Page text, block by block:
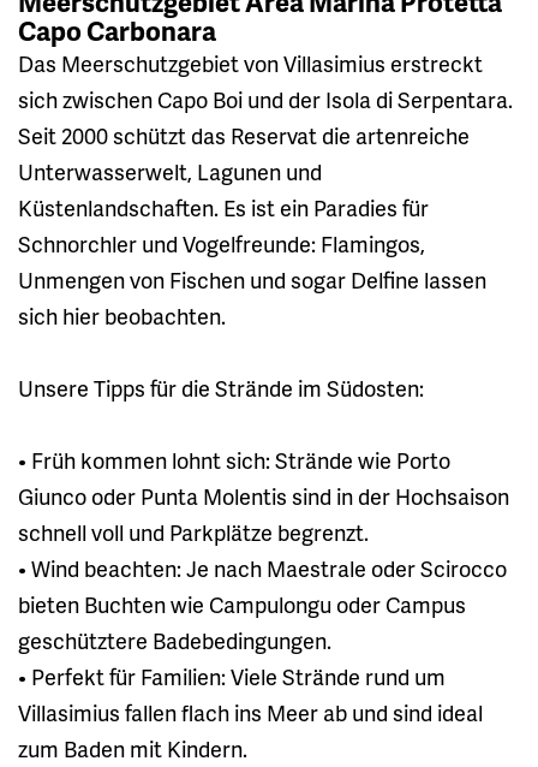
Capo Carbonara
Das Meerschutzgebiet von Villasimius erstreckt
sich zwischen Capo Boi und der Isola di Serpentara.
Seit 2000 schützt das Reservat die artenreiche
Unterwasserwelt, Lagunen und
Küstenlandschaften. Es ist ein Paradies für
Schnorchler und Vogelfreunde: Flamingos,
Unmengen von Fischen und sogar Delfine lassen
sich hier beobachten.
Unsere Tipps für die Strände im Südosten:
• Früh kommen lohnt sich: Strände wie Porto
Giunco oder Punta Molentis sind in der Hochsaison
schnell voll und Parkplätze begrenzt.
• Wind beachten: Je nach Maestrale oder Scirocco
bieten Buchten wie Campulongu oder Campus
geschütztere Badebedingungen.
• Perfekt für Familien: Viele Strände rund um
Villasimius fallen flach ins Meer ab und sind ideal
zum Baden mit Kindern.